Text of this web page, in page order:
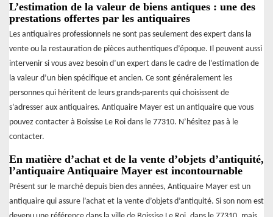
L’estimation de la valeur de biens antiques : une des
prestations offertes par les antiquaires
Les antiquaires professionnels ne sont pas seulement des expert dans la
vente ou la restauration de pièces authentiques d’époque. Il peuvent aussi
intervenir si vous avez besoin d’un expert dans le cadre de l’estimation de
la valeur d’un bien spécifique et ancien. Ce sont généralement les
personnes qui héritent de leurs grands-parents qui choisissent de
s’adresser aux antiquaires. Antiquaire Mayer est un antiquaire que vous
pouvez contacter à Boissise Le Roi dans le 77310. N’hésitez pas à le
contacter.
En matière d’achat et de la vente d’objets d’antiquité,
l’antiquaire Antiquaire Mayer est incontournable
Présent sur le marché depuis bien des années, Antiquaire Mayer est un
antiquaire qui assure l’achat et la vente d’objets d’antiquité. Si son nom est